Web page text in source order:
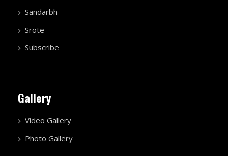
Sandarbh
Srote
Subscribe
Gallery
Video Gallery
Photo Gallery